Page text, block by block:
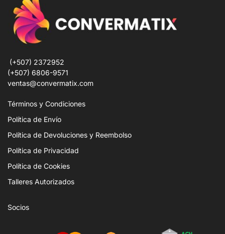
(+507) 2372952
(+507) 6806-9571
ventas@convermatix.com
Términos y Condiciones
Política de Envío
Política de Devoluciones y Reembolso
Política de Privacidad
Política de Cookies
Talleres Autorizados
Socios